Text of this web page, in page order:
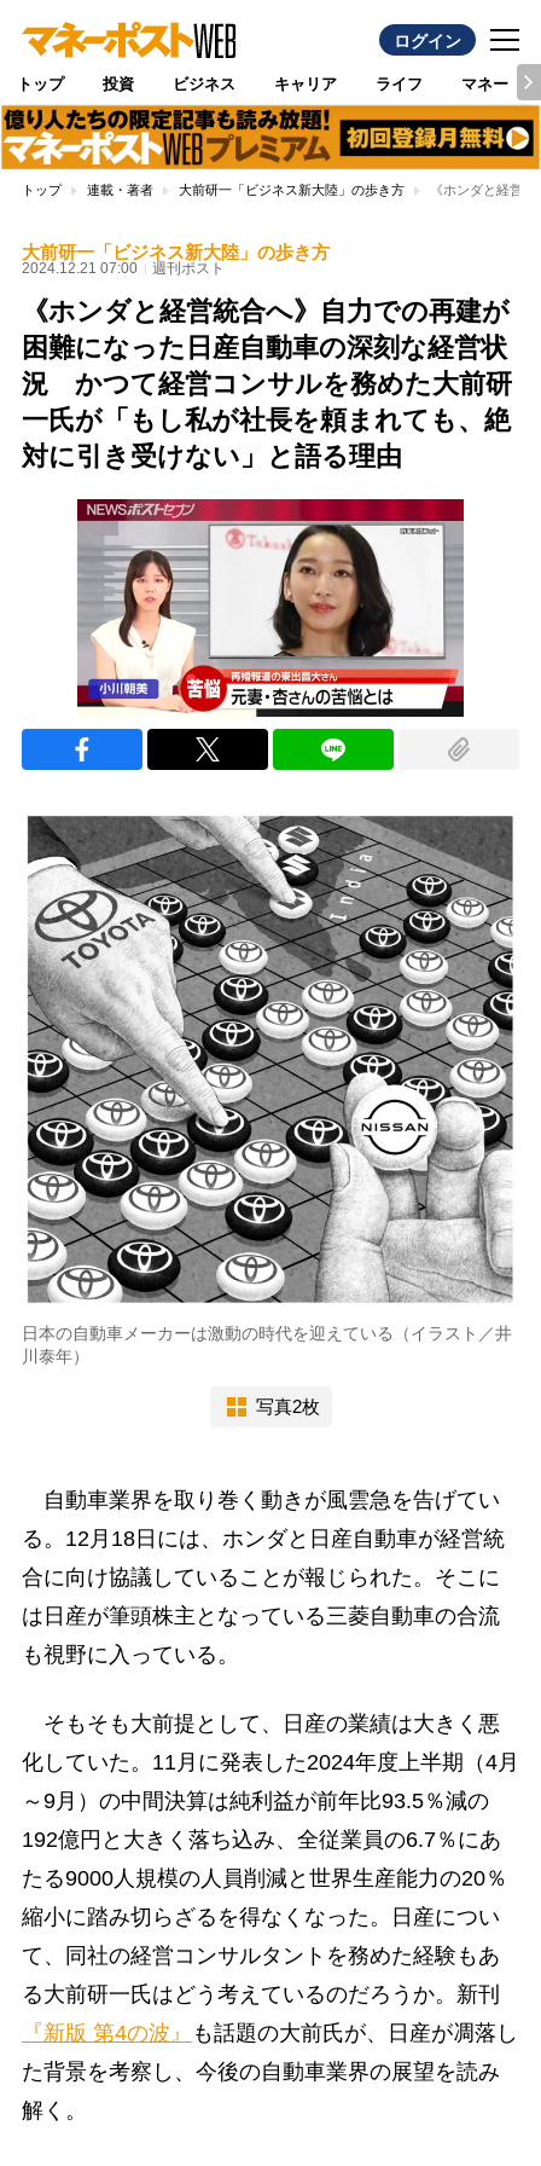
ログイン
トップ 投資 ビジネス キャリア ライフ マネー
トップ 連載・著者 大前研一「ビジネス新大陸」の歩き方 《ホンダと経営
大前研一「ビジネス新大陸」の歩き方
2024.12.21 07:00 週刊ポスト
《ホンダと経営統合へ》自力での再建が
困難になった日産自動車の深刻な経営状
況 かつて経営コンサルを務めた大前研
一氏が「もし私が社長を頼まれても、絶
対に引き受けない」と語る理由
日本の自動車メーカーは激動の時代を迎えている（イラスト／井
川泰年）
写真2枚
自動車業界を取り巻く動きが風雲急を告げてい
る。12月18日には、ホンダと日産自動車が経営統
合に向け協議していることが報じられた。そこに
は日産が筆頭株主となっている三菱自動車の合流
も視野に入っている。
そもそも大前提として、日産の業績は大きく悪
化していた。11月に発表した2024年度上半期（4月
～9月）の中間決算は純利益が前年比93.5％減の
192億円と大きく落ち込み、全従業員の6.7％にあ
たる9000人規模の人員削減と世界生産能力の20％
縮小に踏み切らざるを得なくなった。日産につい
て、同社の経営コンサルタントを務めた経験もあ
る大前研一氏はどう考えているのだろうか。新刊
『新版 第4の波』
も話題の大前氏が、日産が凋落し
た背景を考察し、今後の自動車業界の展望を読み
解く。